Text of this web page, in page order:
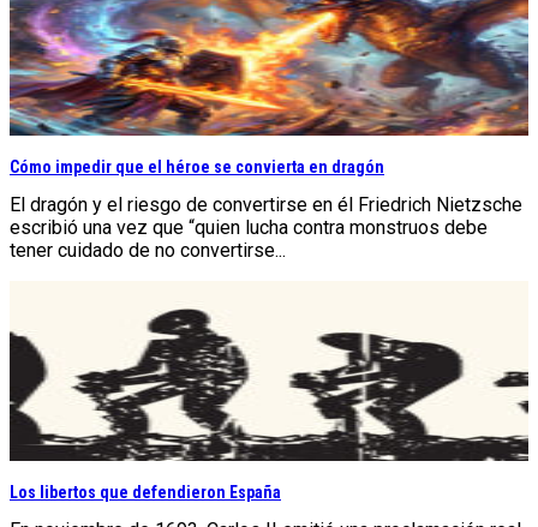
Cómo impedir que el héroe se convierta en dragón
El dragón y el riesgo de convertirse en él Friedrich Nietzsche
escribió una vez que “quien lucha contra monstruos debe
tener cuidado de no convertirse...
Los libertos que defendieron España